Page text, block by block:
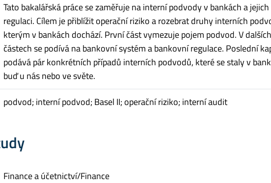
Tato bakalářská práce se zaměřuje na interní podvody v bankách a jejich
regulaci. Cílem je přiblížit operační riziko a rozebrat druhy interních
kterým v bankách dochází. První část vymezuje pojem podvod. V dalších
částech se podívá na bankovní systém a bankovní regulace. Poslední
podává pár konkrétních případů interních podvodů, které se staly v
buď u nás nebo ve světe.
podvod; interní podvod; Basel II; operační riziko; interní audit
Finance a účetnictví/Finance